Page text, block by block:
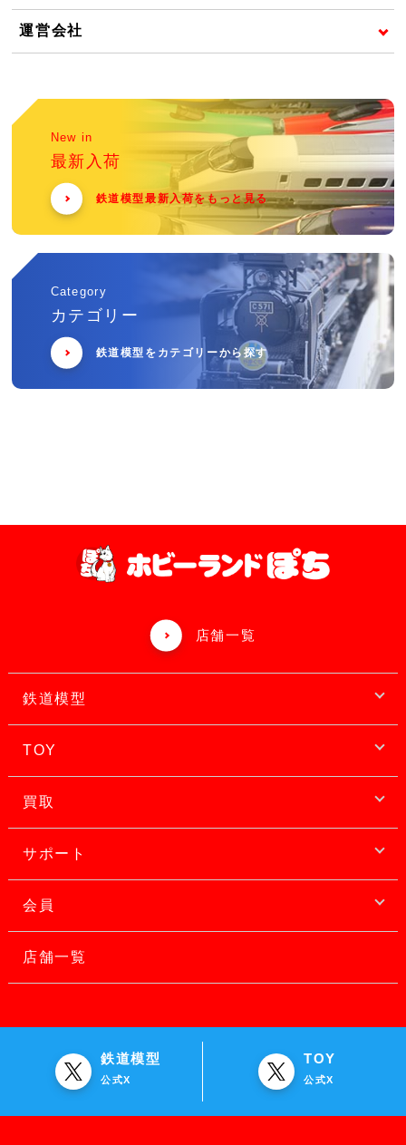
運営会社
New in
最新入荷
鉄道模型最新入荷をもっと見る
Category
カテゴリー
鉄道模型をカテゴリーから探す
店舗一覧
鉄道模型
TOY
買取
サポート
会員
店舗一覧
鉄道模型
公式X
TOY
公式X